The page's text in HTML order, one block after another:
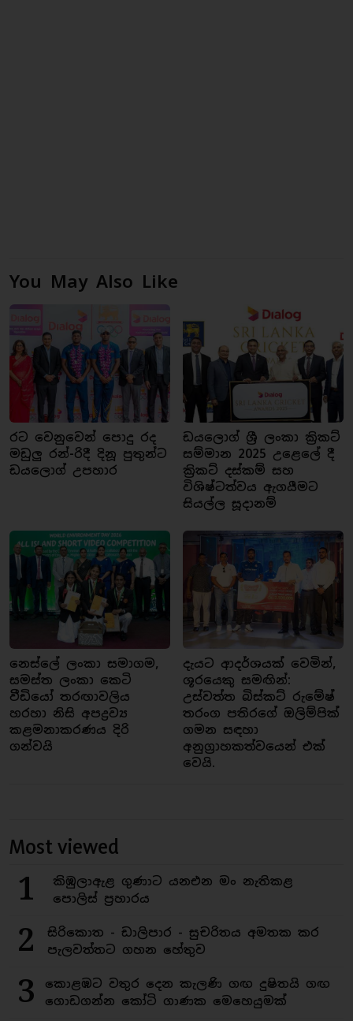
You May Also Like
රට වෙනුවෙන් පොදු රද
මඩුලු රන්-රිදී දිනූ පුතුන්ට
ඩයලොග් උපහාර
ඩයලොග් ශ්‍රී ලංකා ක්‍රිකට්
සම්මාන 2025 උළෙලේ දී
ක්‍රිකට් දස්කම් සහ
විශිෂ්ටත්වය ඇගයීමට
සියල්ල සූදානම්
නෙස්ලේ ලංකා සමාගම,
සමස්ත ලංකා කෙටි
වීඩියෝ තරඟාවලිය
හරහා නිසි අපද්‍රව්‍ය
කළමනාකරණය දිරි
ගන්වයි
දැයට ආදර්ශයක් වෙමින්,
ශූරයෙකු සමඟින්:
උස්වත්ත බිස්කට් රුමේෂ්
තරංග පතිරගේ ඔලිම්පික්
ගමන සඳහා
අනුග්‍රාහකත්වයෙන් එක්
වෙයි.
Most viewed
1
කිඹුලාඇළ ගුණාට යනඑන මං නැතිකළ
පොලිස් ප්‍රහාරය
2
සිරිකොත - ඩාලිපාර - සුචරිතය අමතක කර
පැලවත්තට ගහන හේතුව
3
කොළඹට වතුර දෙන කැලණි ගඟ දුෂිතයි ගඟ
ගොඩගන්න කෝටි ගාණක මෙහෙයුමක්